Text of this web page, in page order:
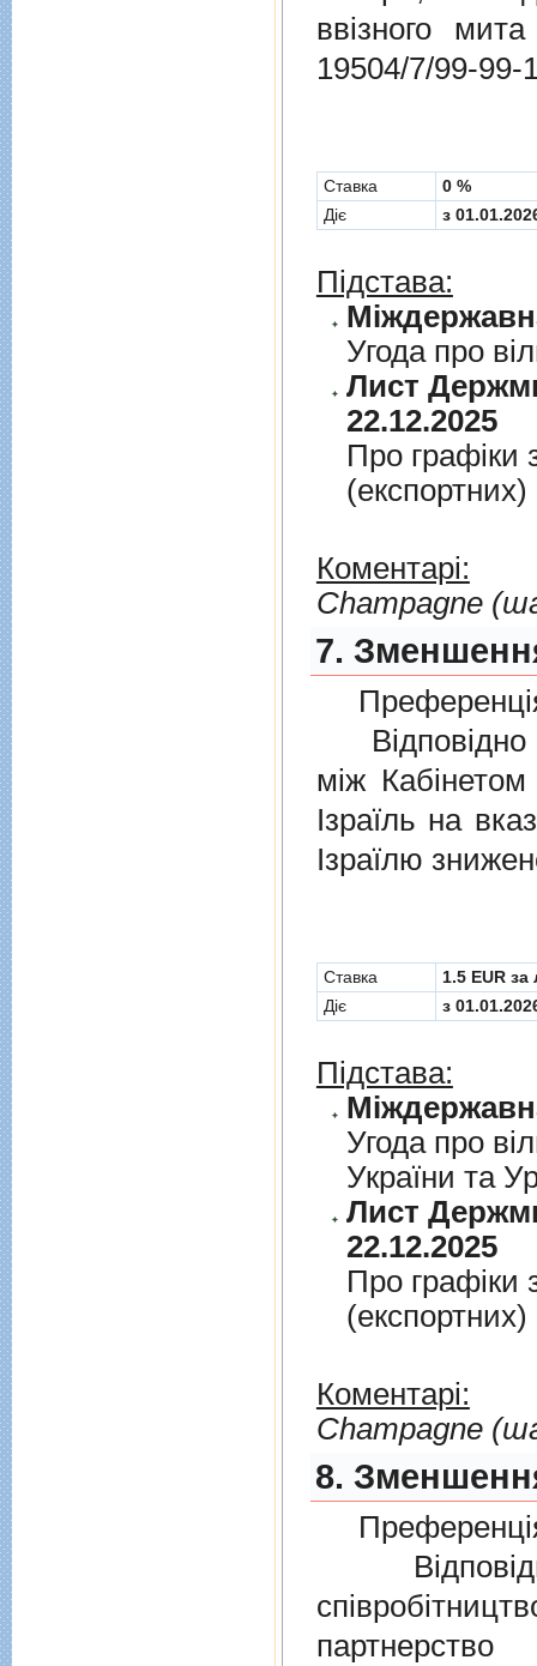
ввізного
19504/7/99-99-
Cтавка
0 %
Діє
з
Підстава:
Угода про
Лист
22.12.2025
Про графiки
Коментарі:
Сhampagne
7.
Відповідно
мiж Кабінетом
Ізраїль на
Ізраїлю
Cтавка
1.5 EUR за
Діє
з
Підстава:
Угода про
України та
Лист
22.12.2025
Про графiки
Коментарі:
Сhampagne
8.